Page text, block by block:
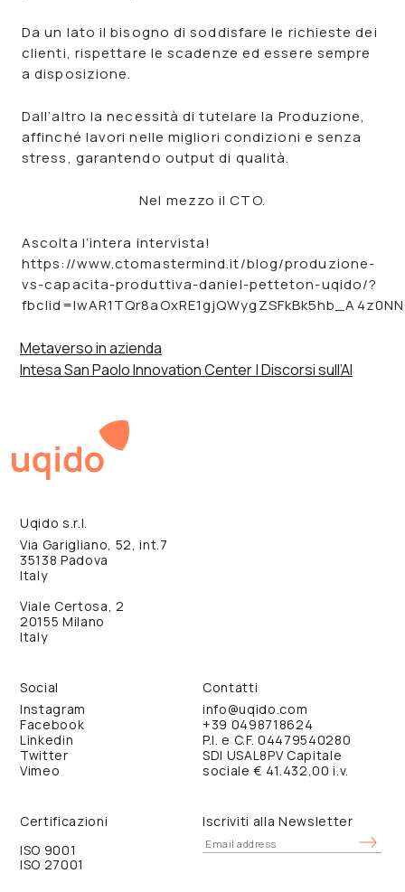
Da un lato il bisogno di soddisfare le richieste dei
clienti, rispettare le scadenze ed essere sempre
a disposizione.
Dall’altro la necessità di tutelare la Produzione,
affinché lavori nelle migliori condizioni e senza
stress, garantendo output di qualità.
Nel mezzo il CTO.
Ascolta l’intera intervista!
https://www.ctomastermind.it/blog/produzione-
vs-capacita-produttiva-daniel-petteton-uqido/?
Navigazione
Metaverso in azienda
Intesa San Paolo Innovation Center | Discorsi sull’AI
Uqido s.r.l.
Via Garigliano, 52, int.7
35138 Padova
Italy
Viale Certosa, 2
20155 Milano
Italy
Contatti
info@uqido.com
+39 0498718624
P.I. e C.F. 04479540280
SDI USAL8PV Capitale
sociale € 41.432,00 i.v.
Social
Instagram
Facebook
Linkedin
Twitter
Vimeo
Certificazioni
ISO 9001
ISO 27001
Iscriviti alla Newsletter